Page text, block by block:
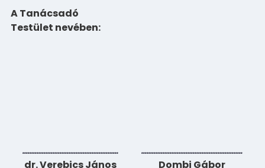
A Tanácsadó
Testület nevében:
………………………………………………
dr. Verebics János
…………………………………………………
Dombi Gábor